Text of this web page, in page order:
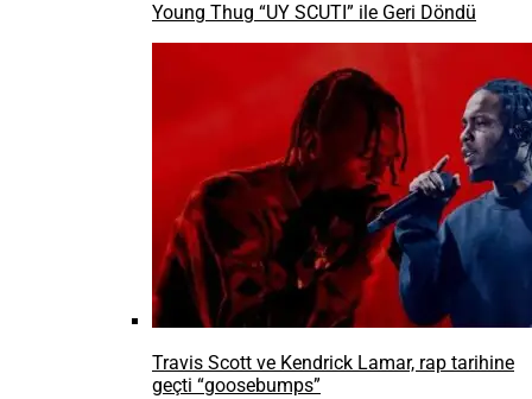
Young Thug “UY SCUTI” ile Geri Döndü
Travis Scott ve Kendrick Lamar, rap tarihine
geçti “goosebumps”